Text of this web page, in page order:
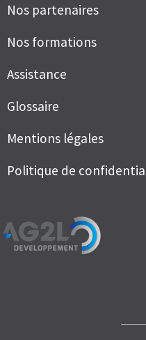
Nos partenaires
Nos formations
Assistance
Glossaire
Mentions légales
Politique de